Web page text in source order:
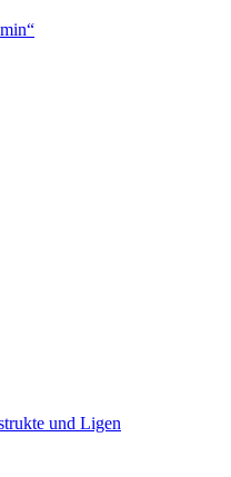
und Ligen